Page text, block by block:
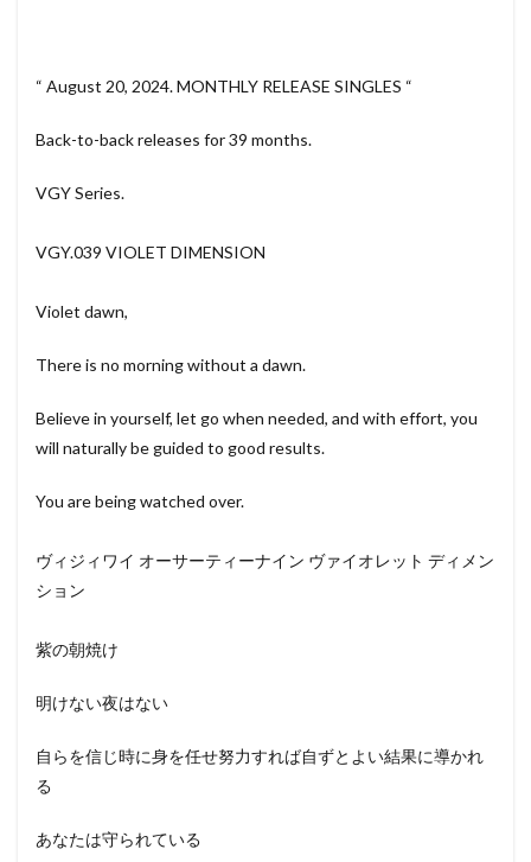
“ August 20, 2024. MONTHLY RELEASE SINGLES “
Back-to-back releases for 39 months.
VGY Series.
VGY.039 VIOLET DIMENSION
Violet dawn,
There is no morning without a dawn.
Believe in yourself, let go when needed, and with effort, you
will naturally be guided to good results.
You are being watched over.
ヴィジィワイ オーサーティーナイン ヴァイオレット ディメン
ション
紫の朝焼け
明けない夜はない
自らを信じ時に身を任せ努力すれば自ずとよい結果に導かれ
る
あなたは守られている